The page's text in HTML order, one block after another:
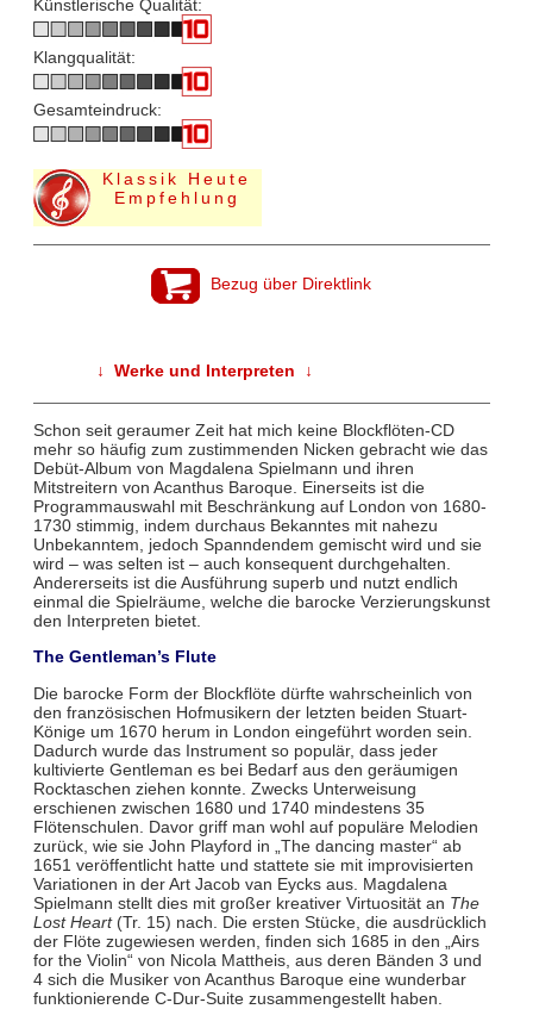
Künstlerische Qualität:
Klangqualität:
Gesamteindruck:
Klassik Heute
Empfehlung
Bezug über Direktlink
↓ Werke und Interpreten ↓
Schon seit geraumer Zeit hat mich keine Blockflöten-CD
mehr so häufig zum zustimmenden Nicken gebracht wie das
Debüt-Album von Magdalena Spielmann und ihren
Mitstreitern von Acanthus Baroque. Einerseits ist die
Programmauswahl mit Beschränkung auf London von 1680-
1730 stimmig, indem durchaus Bekanntes mit nahezu
Unbekanntem, jedoch Spanndendem gemischt wird und sie
wird – was selten ist – auch konsequent durchgehalten.
Andererseits ist die Ausführung superb und nutzt endlich
einmal die Spielräume, welche die barocke Verzierungskunst
den Interpreten bietet.
The Gentleman’s Flute
Die barocke Form der Blockflöte dürfte wahrscheinlich von
den französischen Hofmusikern der letzten beiden Stuart-
Könige um 1670 herum in London eingeführt worden sein.
Dadurch wurde das Instrument so populär, dass jeder
kultivierte Gentleman es bei Bedarf aus den geräumigen
Rocktaschen ziehen konnte. Zwecks Unterweisung
erschienen zwischen 1680 und 1740 mindestens 35
Flötenschulen. Davor griff man wohl auf populäre Melodien
zurück, wie sie John Playford in „The dancing master“ ab
1651 veröffentlicht hatte und stattete sie mit improvisierten
Variationen in der Art Jacob van Eycks aus. Magdalena
Spielmann stellt dies mit großer kreativer Virtuosität an The
Lost Heart(Tr. 15) nach. Die ersten Stücke, die ausdrücklich
der Flöte zugewiesen werden, finden sich 1685 in den „Airs
for the Violin“ von Nicola Mattheis, aus deren Bänden 3 und
4 sich die Musiker von Acanthus Baroque eine wunderbar
funktionierende C-Dur-Suite zusammengestellt haben.